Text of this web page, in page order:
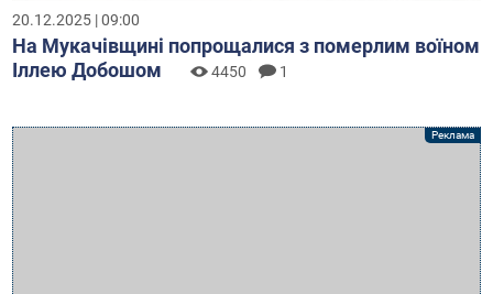
20.12.2025 | 09:00
На Мукачівщині попрощалися з померлим воїном
Іллею Добошом
4450 1